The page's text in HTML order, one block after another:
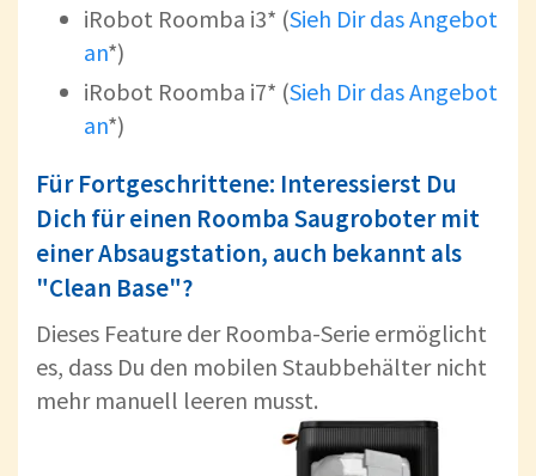
iRobot Roomba i3* (Sieh Dir das Angebot
an*)
iRobot Roomba i7* (Sieh Dir das Angebot
an*)
Für Fortgeschrittene: Interessierst Du
Dich für einen Roomba Saugroboter mit
einer Absaugstation, auch bekannt als
"Clean Base"?
Dieses Feature der Roomba-Serie ermöglicht
es, dass Du den mobilen Staubbehälter nicht
mehr manuell leeren musst.